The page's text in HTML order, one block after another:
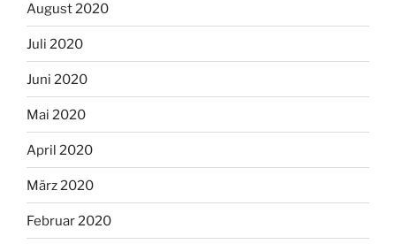
August 2020
Juli 2020
Juni 2020
Mai 2020
April 2020
März 2020
Februar 2020